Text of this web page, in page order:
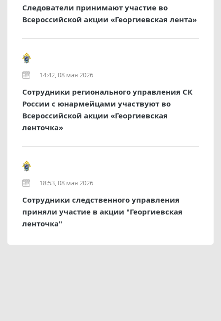
Следователи принимают участие во
Всероссийской акции «Георгиевская лента»
14:42, 08 мая 2026
Сотрудники регионального управления СК
России с юнармейцами участвуют во
Всероссийской акции «Георгиевская
ленточка»
18:53, 08 мая 2026
Сотрудники следственного управления
приняли участие в акции "Георгиевская
ленточка"